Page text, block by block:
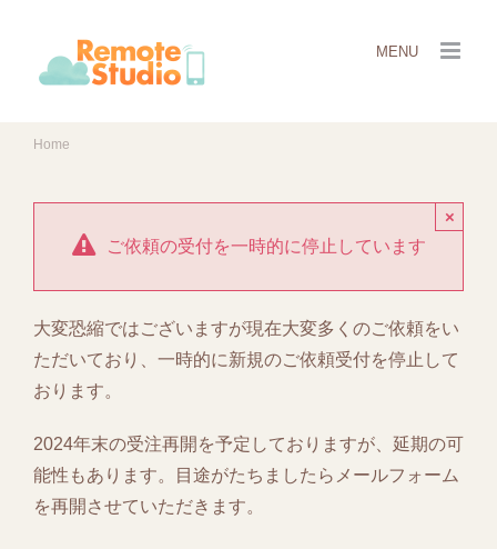
content
Home
ご依頼の受付を一時的に停止しています
×
大変恐縮ではございますが現在大変多くのご依頼をい
ただいており、一時的に新規のご依頼受付を停止して
おります。
2024年末の受注再開を予定しておりますが、延期の可
能性もあります。目途がたちましたらメールフォーム
を再開させていただきます。